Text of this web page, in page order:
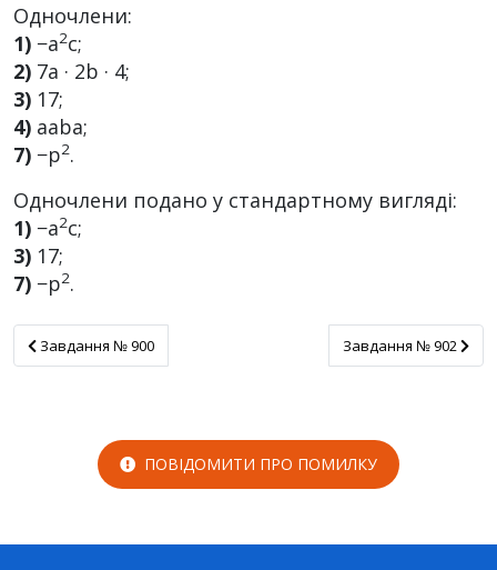
Одночлени:
1) −a2c;
2) 7a · 2b · 4;
3) 17;
4) aaba;
7) −p2.
Одночлени подано у стандартному вигляді:
1) −a2c;
3) 17;
7) −p2.
Завдання № 900
Завдання № 900 Завдання № 902
Завдання № 902
ПОВІДОМИТИ ПРО ПОМИЛКУ